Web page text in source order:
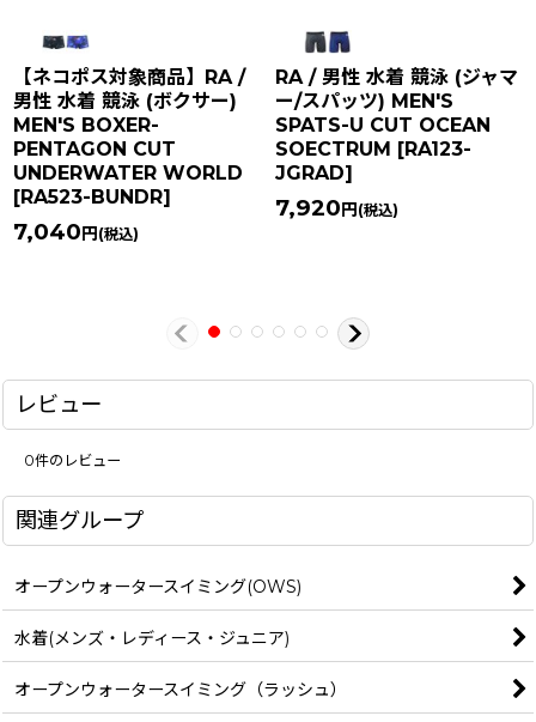
【ネコポス対象商品】RA /
男性 水着 競泳 (ボクサー)
MEN'S BOXER-
PENTAGON CUT
UNDERWATER WORLD
[RA523-BUNDR]
7,040円(税込)
RA / 男性 水着 競泳 (ジャマ
ー/スパッツ) MEN'S
SPATS-U CUT OCEAN
SOECTRUM
[RA123-
JGRAD]
7,920円(税込)
レビュー
0件のレビュー
関連グループ
オープンウォータースイミング(OWS)
水着(メンズ・レディース・ジュニア)
オープンウォータースイミング（ラッシュ）